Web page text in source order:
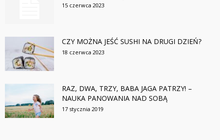
15 czerwca 2023
CZY MOŻNA JEŚĆ SUSHI NA DRUGI DZIEŃ?
18 czerwca 2023
RAZ, DWA, TRZY, BABA JAGA PATRZY! –
NAUKA PANOWANIA NAD SOBĄ
17 stycznia 2019